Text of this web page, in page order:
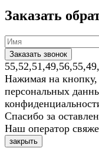
Заказать
Нажимая на кнопку,
персональных
Спасибо за
Наш оператор
закрыть